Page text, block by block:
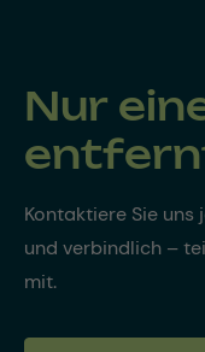
Nur
Kontaktiere Sie uns
und verbindlich –
mit.